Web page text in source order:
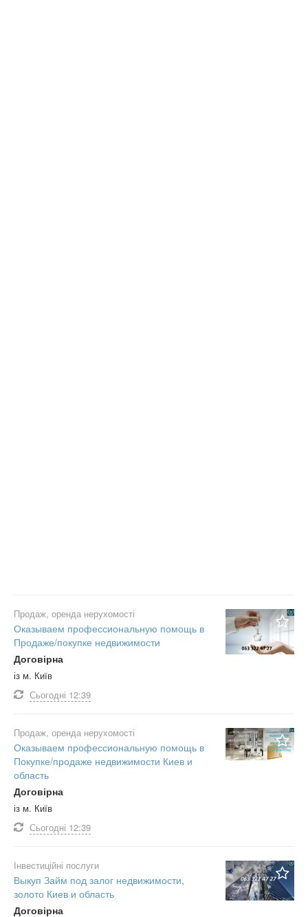
Продаж, оренда нерухомості
Оказываем профессиональную помощь в
Продаже/покупке недвижимости
Договірна
із м. Київ
Сьогодні 12:39
Продаж, оренда нерухомості
Оказываем профессиональную помощь в
Покупке/продаже недвижимости Киев и
область
Договірна
із м. Київ
Сьогодні 12:39
Інвестиційні послуги
Выкуп Займ под залог недвижимости,
золото Киев и область
Договірна